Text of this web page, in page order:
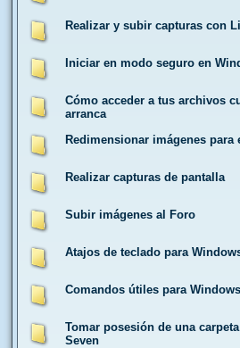
Realizar y subir capturas con
Iniciar en modo seguro en
Cómo acceder a tus archivos
arranca
Redimensionar imágenes para
Realizar capturas de pantalla
Subir imágenes al Foro
Atajos de teclado para
Comandos útiles para
Tomar posesión de una
Seven